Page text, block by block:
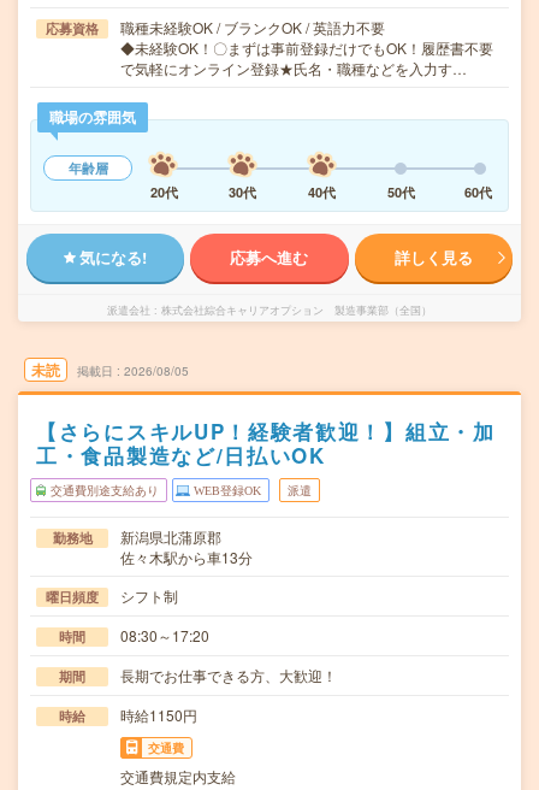
応募資格
職種未経験OK / ブランクOK / 英語力不要
◆未経験OK！〇まずは事前登録だけでもOK！履歴書不要
で気軽にオンライン登録★氏名・職種などを入力す…
職場の雰囲気
年齢層
20代
30代 40代 50代 60代
気になる! 応募へ進む 詳しく見る
派遣会社 株式会社綜合キャリアオプション 製造事業部（全国）
未読 掲載日 2026/08/05
【さらにスキルUP！経験者歓迎！】組立・加
工・食品製造など/日払いOK
交通費別途支給あり WEB登録OK 派遣
勤務地
新潟県北蒲原郡
佐々木駅から車13分
曜日頻度 シフト制
時間 08:30～17:20
期間 長期でお仕事できる方、大歓迎！
時給 時給1150円
交通費
交通費規定内支給